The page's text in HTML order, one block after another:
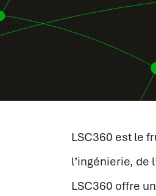
LSC360 est le
l’ingénierie, de
LSC360 offre